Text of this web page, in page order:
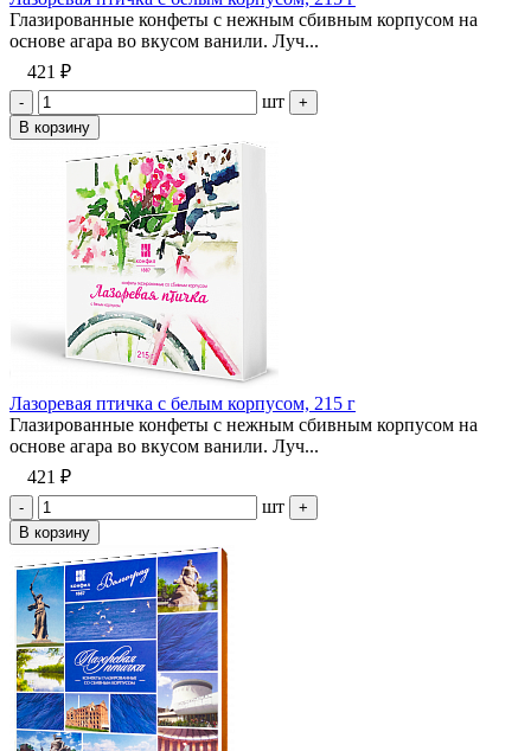
Глазированные конфеты с нежным сбивным корпусом на
основе агара во вкусом ванили. Луч...
421 ₽
- шт
+
В корзину
Лазоревая птичка с белым корпусом, 215 г
Глазированные конфеты с нежным сбивным корпусом на
основе агара во вкусом ванили. Луч...
421 ₽
- шт
+
В корзину